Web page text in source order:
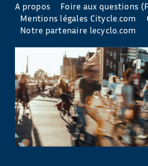
A propos
Foire aux questions
Mentions légales Citycle.com
Notre partenaire lecyclo.com